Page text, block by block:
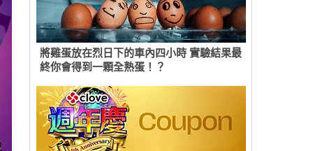
將雞蛋放在烈日下的車內四小時 實驗結果最
終你會得到一顆全熟蛋！？